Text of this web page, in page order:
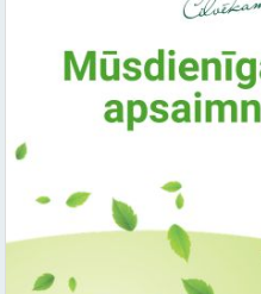
Saistītie raksti: